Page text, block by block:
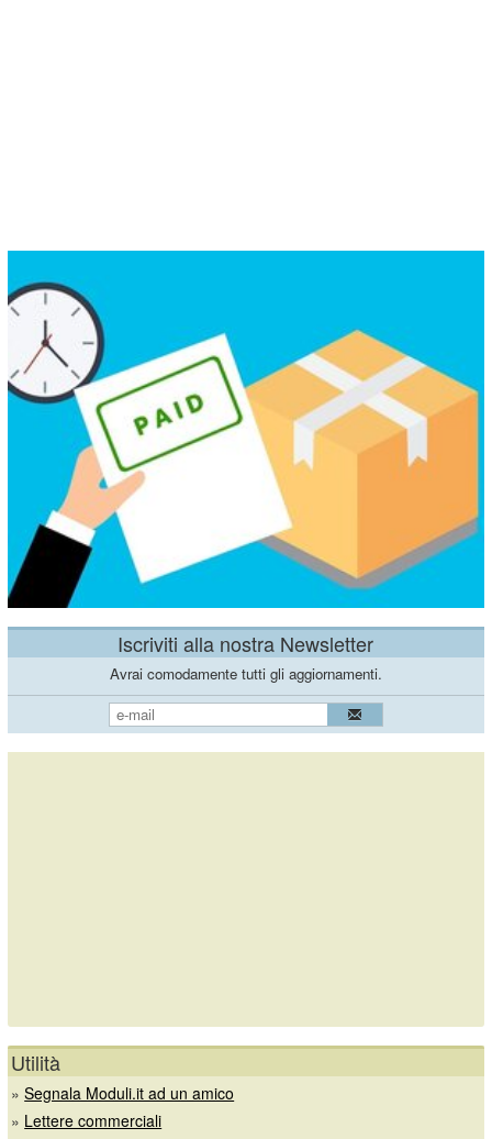
Iscriviti alla nostra Newsletter
Avrai comodamente tutti gli aggiornamenti.
Utilità
»Segnala Moduli.it ad un amico
» Lettere commerciali